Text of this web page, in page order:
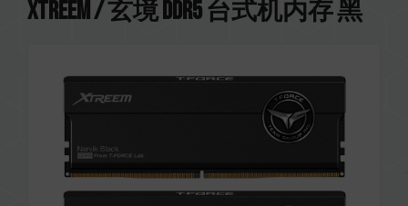
XTREEM / 玄境 DDR5 台式机内存 黑